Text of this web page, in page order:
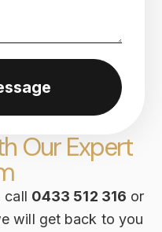
Our Expert
call 0433 512 316 or
will get back to you